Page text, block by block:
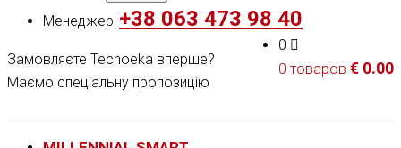
Менеджер +38 063 473 98 40
0
0 товаров € 0.00
Замовляєте Tecnoeka вперше?
Маємо спеціальну пропозицію